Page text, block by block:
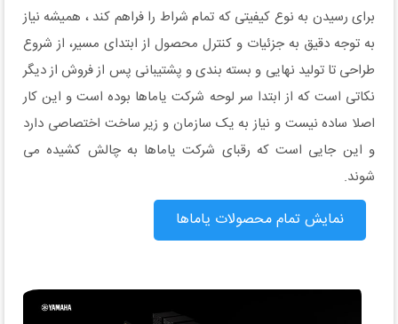
برای رسیدن به نوع کیفیتی که تمام شراط را فراهم کند ، همیشه نیاز
به توجه دقیق به جزئیات و کنترل محصول از ابتدای مسیر، از شروع
طراحی تا تولید نهایی و بسته بندی و پشتیبانی پس از فروش از دیگر
نکاتی است که از ابتدا سر لوحه شرکت یاماها بوده است و این کار
اصلا ساده نیست و نیاز به یک سازمان و زیر ساخت اختصاصی دارد
و این جایی است که رقبای شرکت یاماها به چالش کشیده می
شوند.
نمایش تمام محصولات یاماها